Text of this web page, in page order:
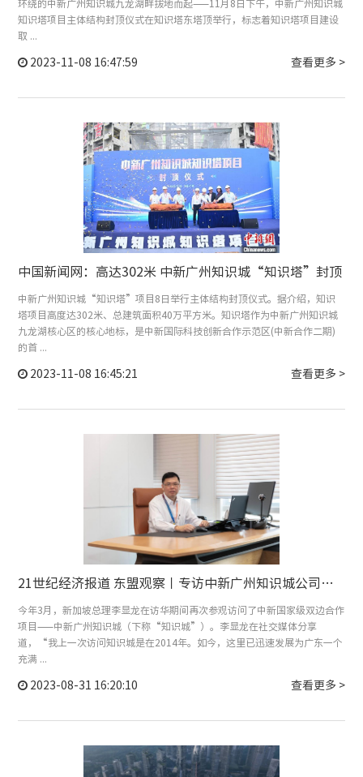
环绕的中新广州知识城九龙湖畔拔地而起——11月8日下午，中新广州知识城
知识塔项目主体结构封顶仪式在知识塔东塔顶举行，标志着知识塔项目建设
取 ...
查看更多 >
2023-11-08 16:47:59
中国新闻网：高达302米 中新广州知识城“知识塔”封顶
中新广州知识城“知识塔”项目8日举行主体结构封顶仪式。据介绍，知识
塔项目高度达302米、总建筑面积40万平方米。知识塔作为中新广州知识城
九龙湖核心区的核心地标，是中新国际科技创新合作示范区(中新合作二期)
的首 ...
查看更多 >
2023-11-08 16:45:21
21世纪经济报道 东盟观察丨专访中新广州知识城公司副总裁张德隆：将知识城打造成为新企来华投资首选地
今年3月，新加坡总理李显龙在访华期间再次参观访问了中新国家级双边合作
项目——中新广州知识城（下称“知识城”）。李显龙在社交媒体分享
道，“我上一次访问知识城是在2014年。如今，这里已迅速发展为广东一个
充满 ...
查看更多 >
2023-08-31 16:20:10